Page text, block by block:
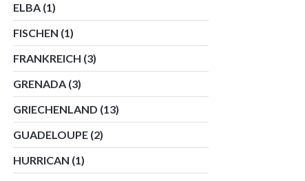
ELBA (1)
FISCHEN (1)
FRANKREICH (3)
GRENADA (3)
GRIECHENLAND (13)
GUADELOUPE (2)
HURRICAN (1)